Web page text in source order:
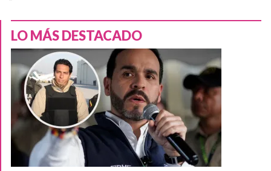
LO MÁS DESTACADO